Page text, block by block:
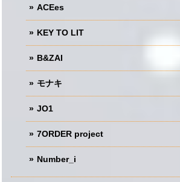
ACEes
KEY TO LIT
B&ZAI
モナキ
JO1
7ORDER project
Number_i